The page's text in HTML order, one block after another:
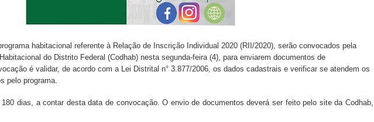
habitacional referente à Relação de Inscrição Individual 2020 (RII/2020), serão convocados pela
do Distrito Federal (Codhab) nesta segunda-feira (4), para enviarem documentos de
é validar, de acordo com a Lei Distrital n° 3.877/2006, os dados cadastrais e verificar se atendem os
pelo programa.
dias, a contar desta data de convocação. O envio de documentos deverá ser feito pelo site da Codhab,